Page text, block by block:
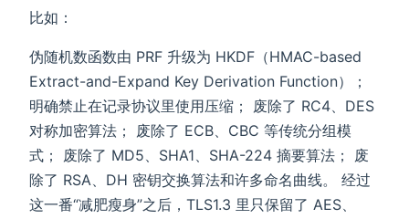
比如：
伪随机数函数由 PRF 升级为 HKDF（HMAC-based
Extract-and-Expand Key Derivation Function）；
明确禁止在记录协议里使用压缩； 废除了 RC4、DES
对称加密算法； 废除了 ECB、CBC 等传统分组模
式； 废除了 MD5、SHA1、SHA-224 摘要算法； 废
除了 RSA、DH 密钥交换算法和许多命名曲线。 经过
这一番“减肥瘦身”之后，TLS1.3 里只保留了 AES、